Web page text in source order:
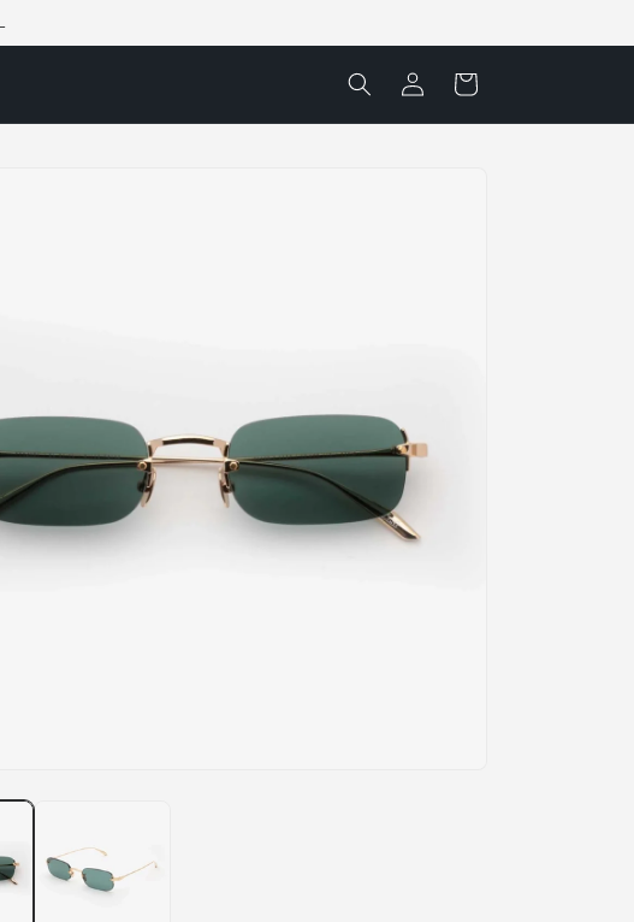
Accedi Carrello